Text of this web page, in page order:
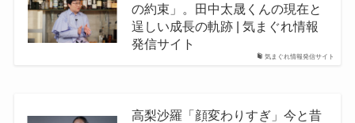
気まぐれ情報発信サイト
の約束」。田中太晟くんの現在と
逞しい成長の軌跡 | 気まぐれ情報
発信サイト
高梨沙羅「顔変わりすぎ」今と昔